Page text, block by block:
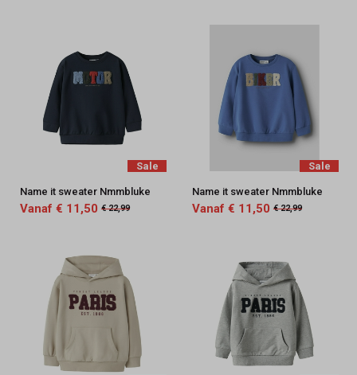
Sale
Name it sweater Nmmbluke
Vanaf € 11,50 € 22,99
Sale
Name it sweater Nmmbluke
Vanaf € 11,50 € 22,99